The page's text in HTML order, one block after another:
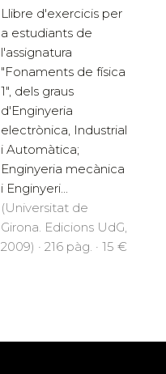
Llibre d'exercicis per
a estudiants de
l'assignatura
"Fonaments de física
1", dels graus
d'Enginyeria
electrònica, Industrial
i Automàtica;
Enginyeria mecànica
i Enginyeri...
(Universitat de
Girona. Edicions UdG,
2009) · 216 pàg. · 15 €